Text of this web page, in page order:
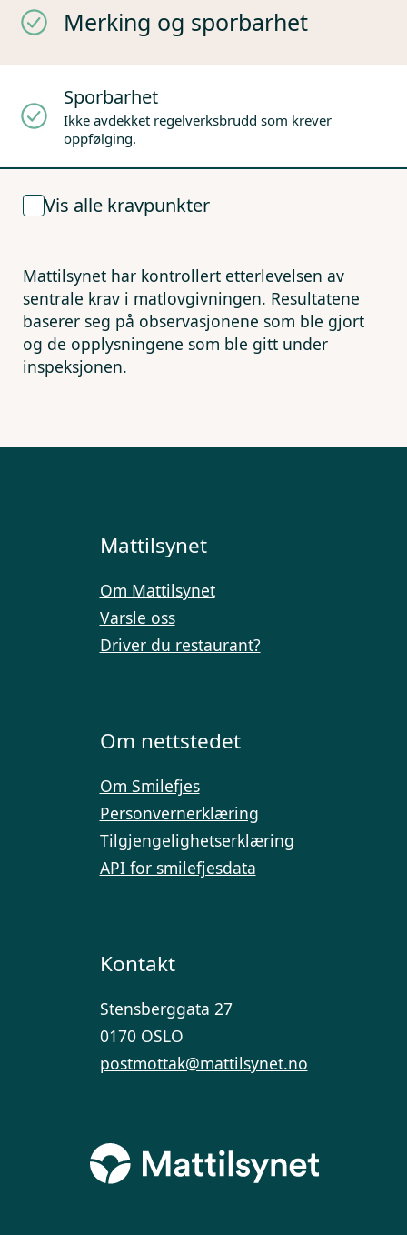
Merking og sporbarhet
Sporbarhet
Ikke avdekket regelverksbrudd som krever
oppfølging.
Vis alle kravpunkter
Mattilsynet har kontrollert etterlevelsen av
sentrale krav i matlovgivningen. Resultatene
baserer seg på observasjonene som ble gjort
og de opplysningene som ble gitt under
inspeksjonen.
Mattilsynet
Om Mattilsynet
Varsle oss
Driver du restaurant?
Om nettstedet
Om Smilefjes
Personvernerklæring
Tilgjengelighetserklæring
API for smilefjesdata
Kontakt
Stensberggata 27
0170 OSLO
postmottak@mattilsynet.no